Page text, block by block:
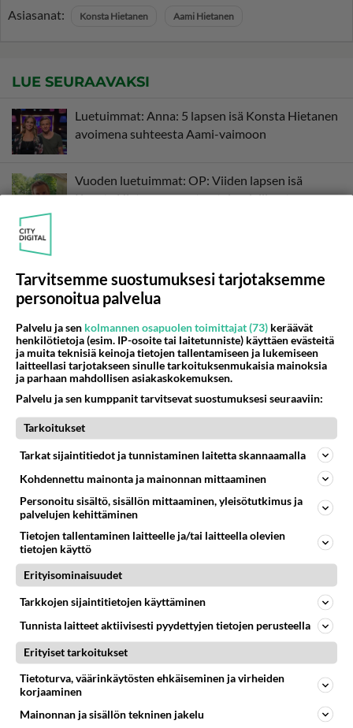
Asiasanat: Konsta Hietanen Aami Hietanen
LUE SEURAAVAKSI
Luetuimmat: Anna: 5 lapsen isä Konsta Hietanen
avoimena suhteesta Aami-vaimoon
Vuoden luetuimmat: OP: Viiden lapsen isä
Konsta Hietanen avautuu taloudellisesta
vuotias Helmi Loukasmäki?
Luetuimmat: Aarne Pelkonen ja Noora Louhimo
vihdoinkin yhdessä - Tätä moni jo odotti
Uuden TTK-juontajan ympärillä epätietoisuus
sakenee - Tämä hämmentää soppaa
Tarvitsemme suostumuksesi tarjotaksemme
personoitua palvelua
Palvelu ja sen kolmannen osapuolen toimittajat (73) keräävät
henkilötietoja (esim. IP-osoite tai laitetunniste) käyttäen evästeitä
ja muita teknisiä keinoja tietojen tallentamiseen ja lukemiseen
laitteellasi tarjotakseen sinulle tarkoituksenmukaisia mainoksia
ja parhaan mahdollisen asiakaskokemuksen.
Palvelu ja sen kumppanit tarvitsevat suostumuksesi seuraaviin:
Tarkoitukset
Tarkat sijaintitiedot ja tunnistaminen laitetta skannaamalla
Kohdennettu mainonta ja mainonnan mittaaminen
Personoitu sisältö, sisällön mittaaminen, yleisötutkimus ja
palvelujen kehittäminen
Tietojen tallentaminen laitteelle ja/tai laitteella olevien
tietojen käyttö
Erityisominaisuudet
Tarkkojen sijaintitietojen käyttäminen
Tunnista laitteet aktiivisesti pyydettyjen tietojen perusteella
Erityiset tarkoitukset
Tietoturva, väärinkäytösten ehkäiseminen ja virheiden
korjaaminen
Mainonnan ja sisällön tekninen jakelu